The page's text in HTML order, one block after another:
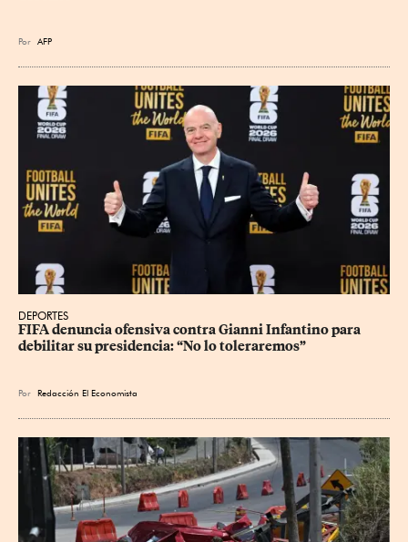
Por AFP
DEPORTES
FIFA denuncia ofensiva contra Gianni Infantino para
debilitar su presidencia: “No lo toleraremos”
Por Redacción El Economista